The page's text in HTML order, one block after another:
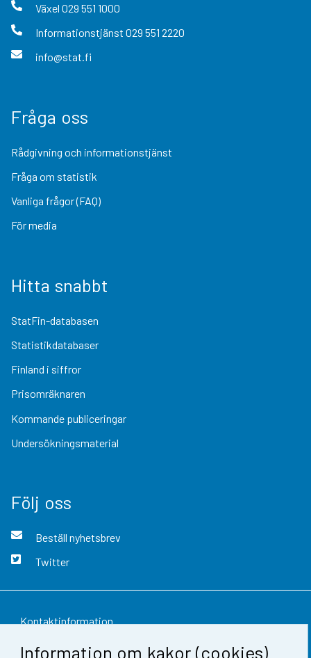
Information om kakor (cookies)
Växel 029 551 1000
Informationstjänst 029 551 2220
info@stat.fi
Fråga oss
Rådgivning och informationstjänst
Fråga om statistik
Vanliga frågor (FAQ)
För media
Hitta snabbt
StatFin-databasen
Statistikdatabaser
Finland i siffror
Prisomräknaren
Kommande publiceringar
Undersökningsmaterial
Följ oss
Beställ nyhetsbrev
Twitter
Kontaktinformation
Respons